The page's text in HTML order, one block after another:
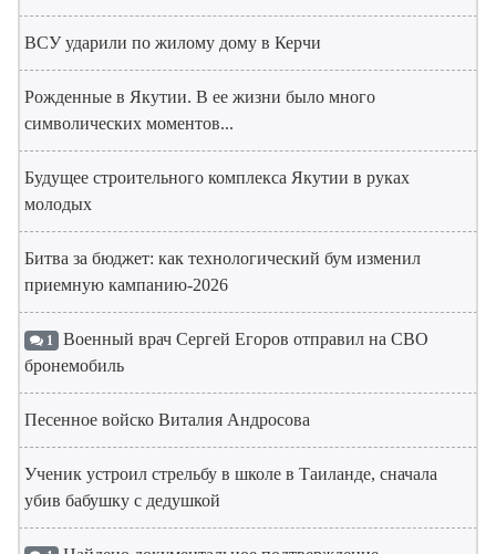
ВСУ ударили по жилому дому в Керчи
Рожденные в Якутии. В ее жизни было много
символических моментов...
Будущее строительного комплекса Якутии в руках
молодых
Битва за бюджет: как технологический бум изменил
приемную кампанию-2026
1 Военный врач Сергей Егоров отправил на СВО
бронемобиль
Песенное войско Виталия Андросова
Ученик устроил стрельбу в школе в Таиланде, сначала
убив бабушку с дедушкой